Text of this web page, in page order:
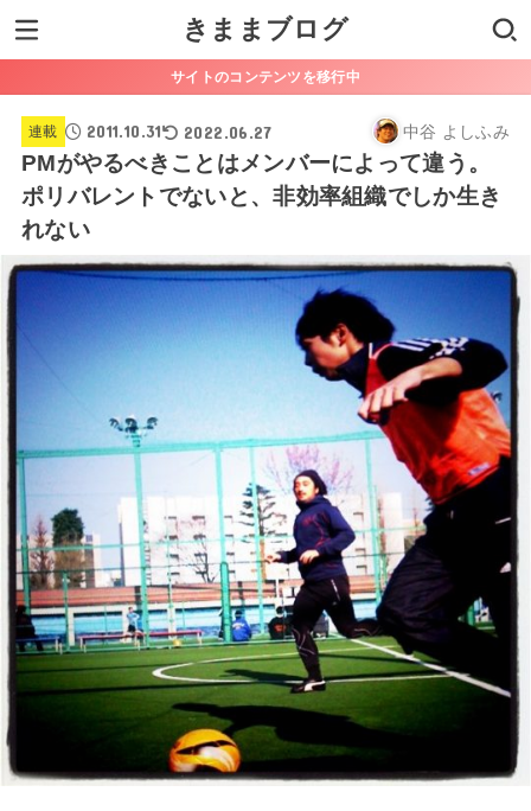
きままブログ
サイトのコンテンツを移行中
連載 2011.10.31 2022.06.27 中谷 よしふみ
PMがやるべきことはメンバーによって違う。
ポリバレントでないと、非効率組織でしか生き
れない